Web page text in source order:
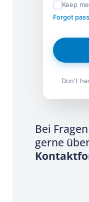
Keep
Forgot
Don't
Bei
gerne